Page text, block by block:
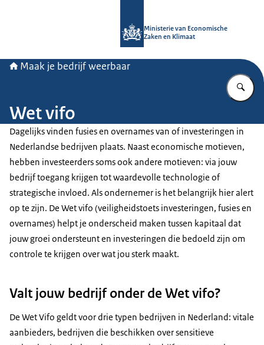
Ministerie van Economische
Zaken en Klimaat
Maak je bedrijf weerbaar
Wet vifo
Dagelijks vinden fusies en overnames van of investeringen in
Nederlandse bedrijven plaats. Naast economische motieven,
hebben investeerders soms ook andere motieven: via jouw
bedrijf toegang krijgen tot waardevolle technologie of
strategische invloed. Als ondernemer is het belangrijk hier alert
op te zijn. De Wet vifo (veiligheidstoets investeringen, fusies en
overnames) helpt je onderscheid maken tussen kapitaal dat
jouw groei ondersteunt en investeringen die bedoeld zijn om
controle te krijgen over wat jou sterk maakt.
Valt jouw bedrijf onder de Wet vifo?
De Wet Vifo geldt voor drie typen bedrijven in Nederland: vitale
aanbieders, bedrijven die beschikken over sensitieve